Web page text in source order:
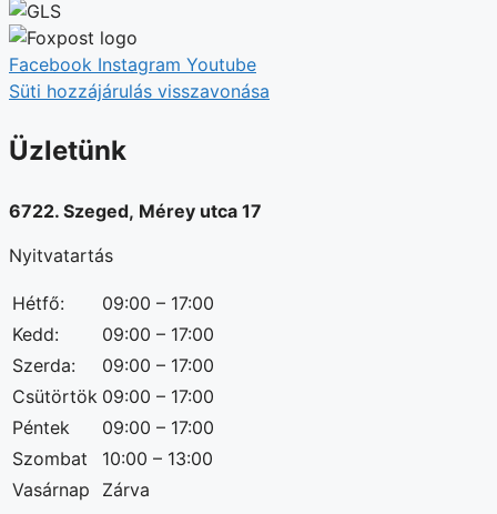
Facebook Instagram Youtube
Süti hozzájárulás visszavonása
Üzletünk
6722. Szeged, Mérey utca 17
Nyitvatartás
Hétfő:
09:00 – 17:00
Kedd:
09:00 – 17:00
Szerda:
09:00 – 17:00
Csütörtök 09:00 – 17:00
Péntek
09:00 – 17:00
Szombat
10:00 – 13:00
Vasárnap
Zárva